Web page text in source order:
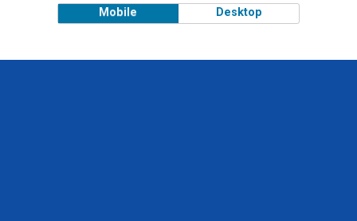
Mobile Desktop